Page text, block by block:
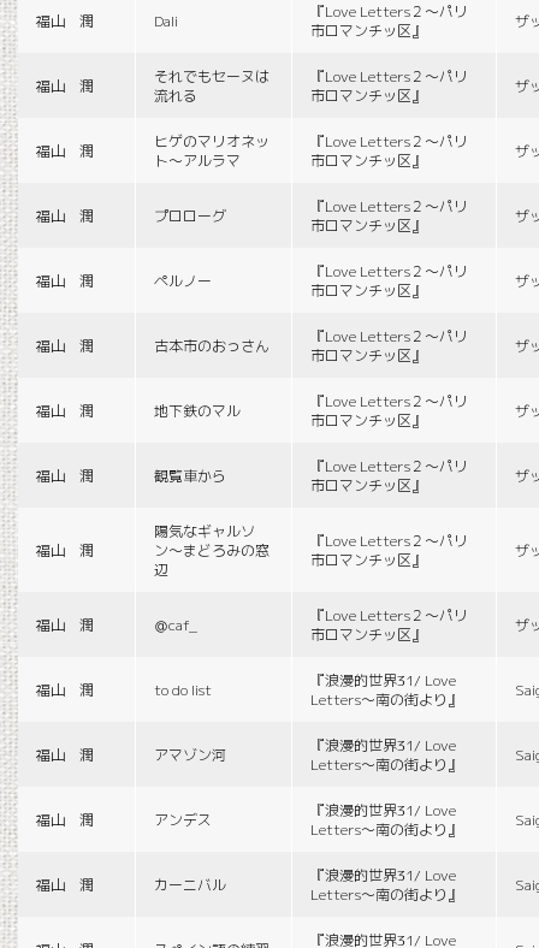
福山 潤 Dali
『Love Letters２〜パリ
市ロマンチッ区』
ザ
福山 潤
それでもセーヌは
流れる
『Love Letters２〜パリ
市ロマンチッ区』
ザ
福山 潤
ヒゲのマリオネッ
ト〜アルラマ
『Love Letters２〜パリ
市ロマンチッ区』
ザ
福山 潤 プロローグ
『Love Letters２〜パリ
市ロマンチッ区』
ザ
福山 潤 ペルノー
『Love Letters２〜パリ
市ロマンチッ区』
ザ
福山 潤 古本市のおっさん
『Love Letters２〜パリ
市ロマンチッ区』
ザ
福山 潤 地下鉄のマル
『Love Letters２〜パリ
市ロマンチッ区』
ザ
福山 潤 観覧車から
『Love Letters２〜パリ
市ロマンチッ区』
ザ
福山 潤
陽気なギャルソ
ン〜まどろみの窓
辺
『Love Letters２〜パリ
市ロマンチッ区』
ザ
福山 潤 ＠caf_
『Love Letters２〜パリ
市ロマンチッ区』
ザ
福山 潤 to do list
『浪漫的世界31/ Love
Letters〜南の街より』
福山 潤 アマゾン河
『浪漫的世界31/ Love
Letters〜南の街より』
福山 潤 アンデス
『浪漫的世界31/ Love
Letters〜南の街より』
福山 潤 カーニバル
『浪漫的世界31/ Love
Letters〜南の街より』
『浪漫的世界31/ Love